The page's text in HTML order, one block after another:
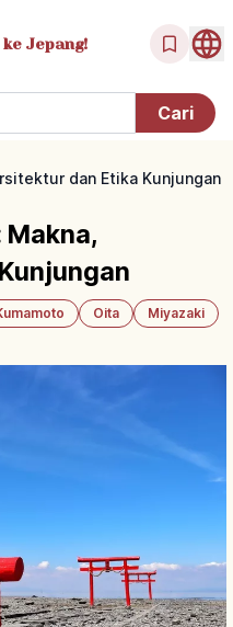
ke Jepang!
dan Etika Kunjungan
Makna,
Oita
Miyazaki